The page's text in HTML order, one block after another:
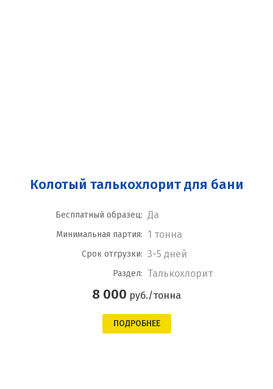
Колотый талькохлорит для бани
Бесплатный образец: Да
Минимальная партия: 1 тонна
Срок отгрузки: 3-5 дней
Раздел: Талькохлорит
8 000 руб./тонна
ПОДРОБНЕЕ